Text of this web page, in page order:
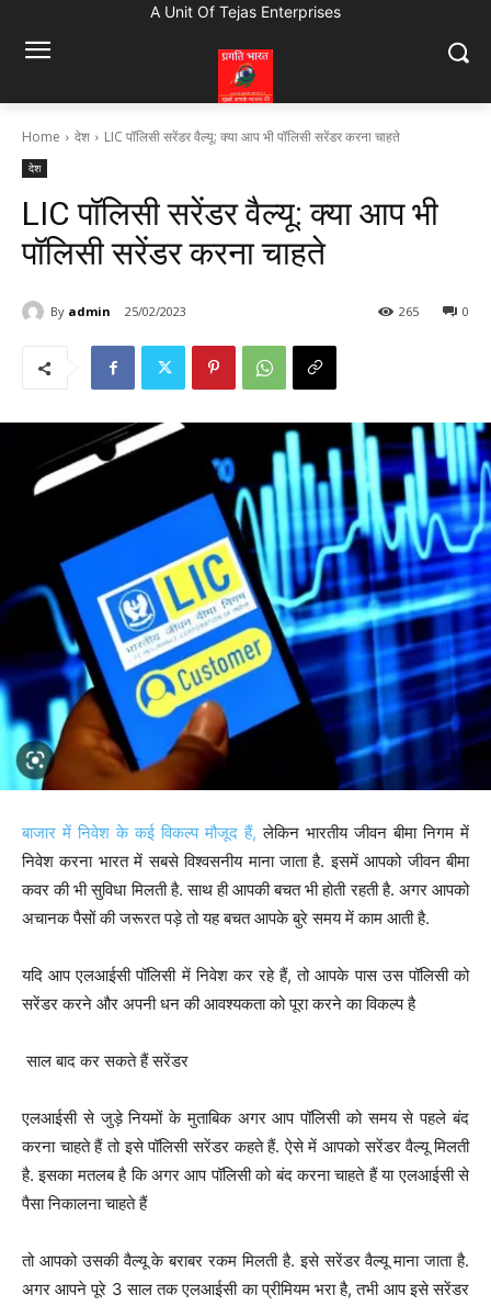
A Unit Of Tejas Enterprises
Home देश LIC पॉलिसी सरेंडर वैल्यू: क्या आप भी पॉलिसी सरेंडर करना चाहते
देश
LIC पॉलिसी सरेंडर वैल्यू: क्या आप भी
पॉलिसी सरेंडर करना चाहते
By admin 25/02/2023 0
265
बाजार में निवेश के कई विकल्प मौजूद हैं, लेकिन भारतीय जीवन बीमा निगम में
निवेश करना भारत में सबसे विश्वसनीय माना जाता है. इसमें आपको जीवन बीमा
कवर की भी सुविधा मिलती है. साथ ही आपकी बचत भी होती रहती है. अगर आपको
अचानक पैसों की जरूरत पड़े तो यह बचत आपके बुरे समय में काम आती है.
यदि आप एलआईसी पॉलिसी में निवेश कर रहे हैं, तो आपके पास उस पॉलिसी को
सरेंडर करने और अपनी धन की आवश्यकता को पूरा करने का विकल्प है
साल बाद कर सकते हैं सरेंडर
एलआईसी से जुड़े नियमों के मुताबिक अगर आप पॉलिसी को समय से पहले बंद
करना चाहते हैं तो इसे पॉलिसी सरेंडर कहते हैं. ऐसे में आपको सरेंडर वैल्यू मिलती
है. इसका मतलब है कि अगर आप पॉलिसी को बंद करना चाहते हैं या एलआईसी से
पैसा निकालना चाहते हैं
तो आपको उसकी वैल्यू के बराबर रकम मिलती है. इसे सरेंडर वैल्यू माना जाता है.
अगर आपने पूरे 3 साल तक एलआईसी का प्रीमियम भरा है, तभी आप इसे सरेंडर